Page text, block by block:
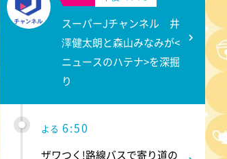
スーパーJチャンネル 井
澤健太朗と森山みなみが<
ニュースのハテナ>を深掘
り
よる 6:50
ザワつく!路線バスで寄り道の